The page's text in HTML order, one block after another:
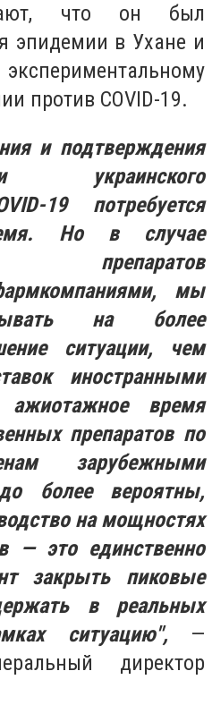
что он был
эпидемии в Ухане и
против COVID-19.
и подтверждения
украинского
19 потребуется
Но в случае
препаратов
мы
на более
ситуации, чем
иностранными
время
препаратов по
зарубежными
более вероятны,
на мощностях
— это единственно
закрыть пиковые
в реальных
ситуацию", —
директор